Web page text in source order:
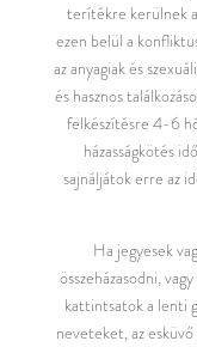
terítékre kerülnek
ezen belül a
az anyagiak és
és hasznos
felkészítésre 4-6
házasságkötés
sajnáljátok erre az
Ha jegyesek
összeházasodni,
kattintsatok a lenti
neveteket, az